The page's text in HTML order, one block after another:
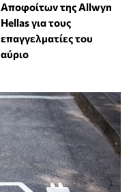
Αποφοίτων της Allwyn
Hellas για τους
επαγγελματίες του
αύριο